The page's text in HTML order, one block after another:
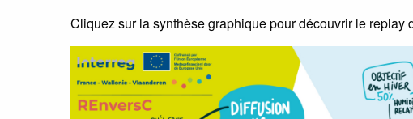
Cliquez sur la synthèse graphique pour découvrir le replay